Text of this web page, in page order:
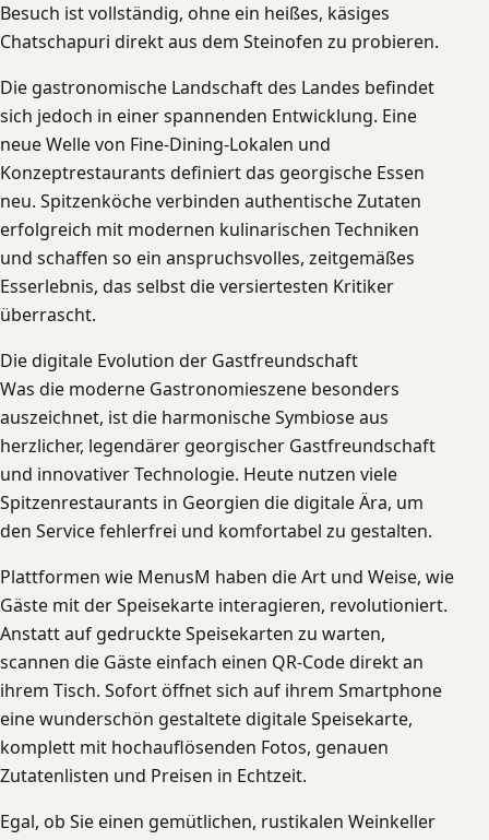
Besuch ist vollständig, ohne ein heißes, käsiges
Chatschapuri direkt aus dem Steinofen zu probieren.
Die gastronomische Landschaft des Landes befindet
sich jedoch in einer spannenden Entwicklung. Eine
neue Welle von Fine-Dining-Lokalen und
Konzeptrestaurants definiert das georgische Essen
neu. Spitzenköche verbinden authentische Zutaten
erfolgreich mit modernen kulinarischen Techniken
und schaffen so ein anspruchsvolles, zeitgemäßes
Esserlebnis, das selbst die versiertesten Kritiker
überrascht.
Die digitale Evolution der Gastfreundschaft
Was die moderne Gastronomieszene besonders
auszeichnet, ist die harmonische Symbiose aus
herzlicher, legendärer georgischer Gastfreundschaft
und innovativer Technologie. Heute nutzen viele
Spitzenrestaurants in Georgien die digitale Ära, um
den Service fehlerfrei und komfortabel zu gestalten.
Plattformen wie MenusM haben die Art und Weise, wie
Gäste mit der Speisekarte interagieren, revolutioniert.
Anstatt auf gedruckte Speisekarten zu warten,
scannen die Gäste einfach einen QR-Code direkt an
ihrem Tisch. Sofort öffnet sich auf ihrem Smartphone
eine wunderschön gestaltete digitale Speisekarte,
komplett mit hochauflösenden Fotos, genauen
Zutatenlisten und Preisen in Echtzeit.
Egal, ob Sie einen gemütlichen, rustikalen Weinkeller